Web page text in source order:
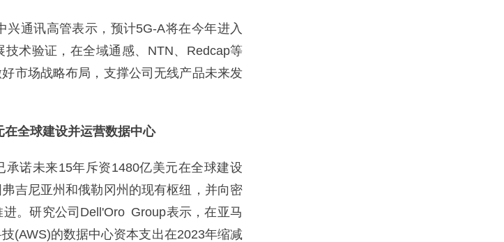
通讯高管表示，预计5G-A将在今年进入
术验证，在全域通感、NTN、Redcap等
市场战略布局，支撑公司无线产品未来发
全球建设并运营数据中心
诺未来15年斥资1480亿美元在全球建设
吉尼亚州和俄勒冈州的现有枢纽，并向密
。研究公司Dell'Oro Group表示，在亚马
(AWS)的数据中心资本支出在2023年缩减